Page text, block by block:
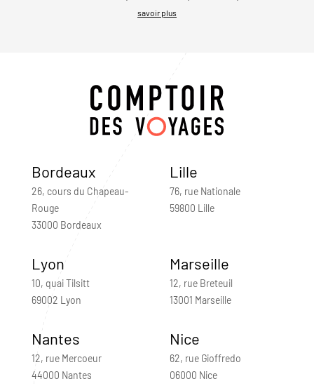
savoir plus
Bordeaux
26, cours du Chapeau-
Rouge
33000 Bordeaux
Lille
76, rue Nationale
59800 Lille
Lyon
10, quai Tilsitt
69002 Lyon
Marseille
12, rue Breteuil
13001 Marseille
Nantes
12, rue Mercoeur
44000 Nantes
Nice
62, rue Gioffredo
06000 Nice